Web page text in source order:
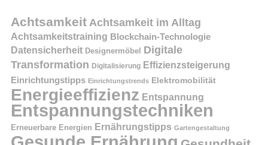
Achtsamkeit Achtsamkeit im Alltag
Achtsamkeitstraining Blockchain-Technologie
Datensicherheit Designermöbel
Digitale
Transformation Digitalisierung Effizienzsteigerung
Einrichtungstipps Einrichtungstrends Elektromobilität
Energieeffizienz Entspannung
Entspannungstechniken
Erneuerbare Energien Ernährungstipps Gartengestaltung